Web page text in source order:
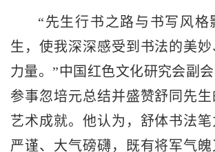
“先生行书之路与书写风格
生，使我深深感受到书法的美
力量。”中国红色文化研究会副
参事忽培元总结并盛赞舒同先
艺术成就。他认为，舒体书法
严谨、大气磅礴，既有将军气